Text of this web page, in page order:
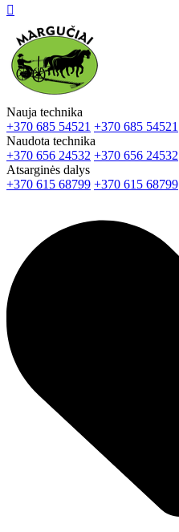

Nauja technika
+370 685 54521 +370 685 54521
Naudota technika
+370 656 24532 +370 656 24532
Atsarginės dalys
+370 615 68799 +370 615 68799